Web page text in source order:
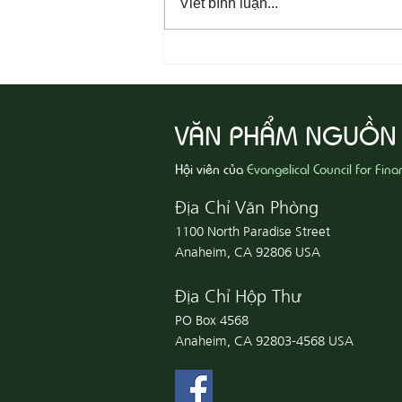
Viết bình luận...
VĂN PHẨM
Hội viên củaEvangelical Council for
Địa Chỉ Văn Phòng
1100 North Paradise Street
Anaheim, CA 92806 USA
Địa Chỉ Hộp Thư
PO Box 4568
Anaheim, CA 92803-4568 USA